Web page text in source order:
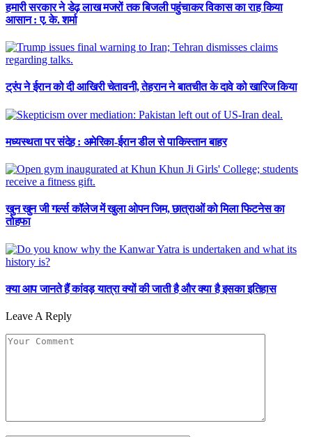
हमारी सरकार ने डेढ़ लाख मजरों तक बिजली पहुंचाकर विकास का राह किया
आसान : ए. के. शर्मा
ट्रंप ने ईरान को दी आखिरी चेतावनी, तेहरान ने बातचीत के दावे को खारिज किया
मध्यस्थता पर संदेह : अमेरिका-ईरान डील से पाकिस्तान बाहर
खुन खुन जी गर्ल्स कॉलेज में खुला ओपन जिम, छात्राओं को मिला फिटनेस का
तोहफा
क्या आप जानते हैं कांवड़ यात्रा क्यों की जाती है और क्या है इसका इतिहास
Leave A Reply